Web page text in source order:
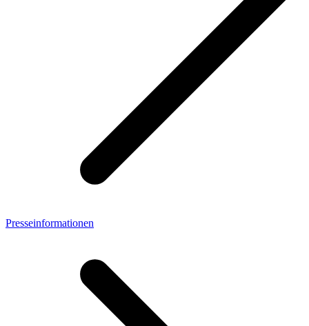
Presseinformationen